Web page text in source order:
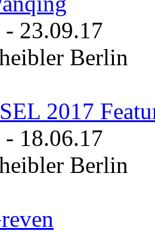
- 23.09.17
Berlin
2017
- 18.06.17
Berlin